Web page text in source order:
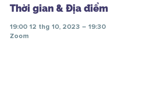
Thời gian & Địa điểm
19:00 12 thg 10, 2023 – 19:30
Zoom